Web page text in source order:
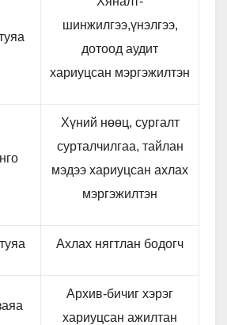
шинжилгээ,үнэлгээ,
дотоод аудит
хариуцсан мэргэжилтэн
Хүний нөөц, сургалт
сурталчилгаа, тайлан
мэдээ хариуцсан ахлах
мэргэжилтэн
Ахлах нягтлан бодогч
Архив-бичиг хэрэг
хариуцсан ажилтан